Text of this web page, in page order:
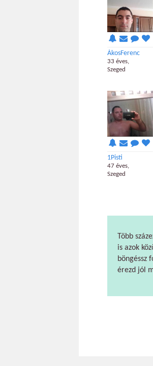
ÁkosFerenc
33 éves,
Szeged
1Pisti
47 éves,
Szeged
Több
is azok
böngéssz
érezd jól